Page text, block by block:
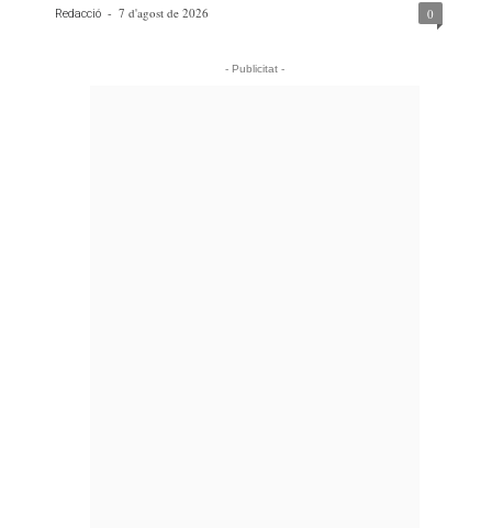
Redacció - 7 d'agost de 2026 0
- Publicitat -